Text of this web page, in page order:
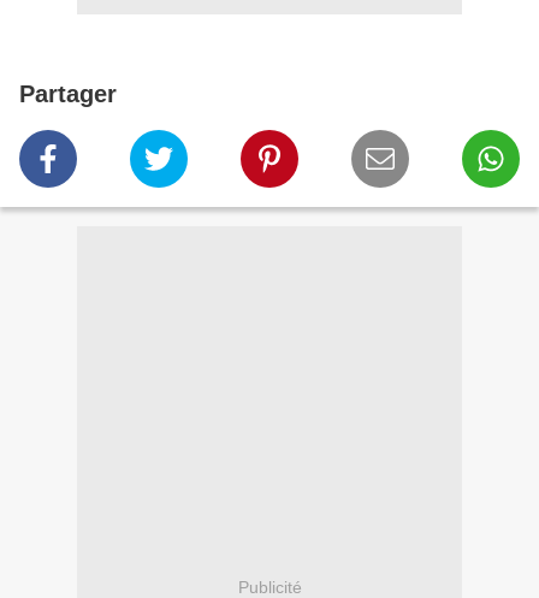
Partager
Publicité